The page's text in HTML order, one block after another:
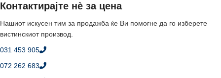
Контактирајте нè за цена
Нашиот искусен тим за продажба ќе Ви помогне да го изберете
вистинскиот производ.
031 453 905
072 262 683